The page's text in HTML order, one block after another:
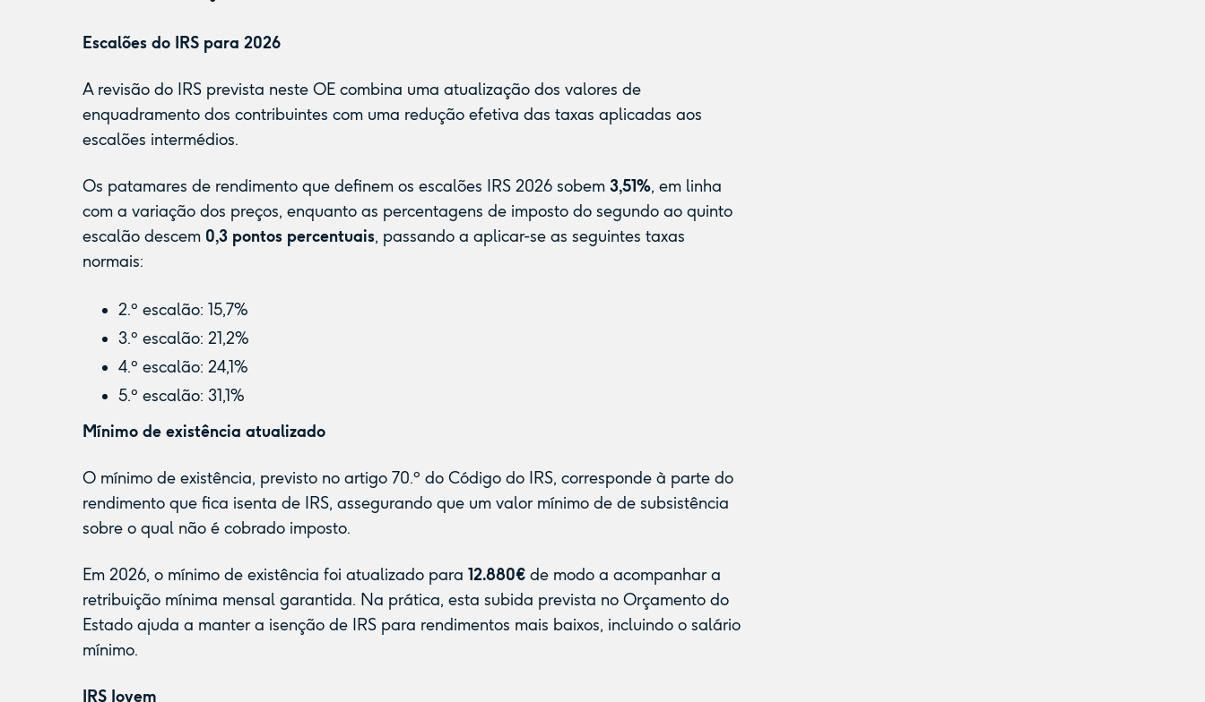
Escalões do IRS para 2026
A revisão do IRS prevista neste OE combina uma atualização dos valores de
enquadramento dos contribuintes com uma redução efetiva das taxas aplicadas aos
escalões intermédios.
Os patamares de rendimento que definem os escalões IRS 2026 sobem 3,51%, em linha
com a variação dos preços, enquanto as percentagens de imposto do segundo ao quinto
escalão descem 0,3 pontos percentuais, passando a aplicar-se as seguintes taxas
normais:
2.º escalão: 15,7%
3.º escalão: 21,2%
4.º escalão: 24,1%
5.º escalão: 31,1%
Mínimo de existência atualizado
O mínimo de existência, previsto no artigo 70.º do Código do IRS, corresponde à parte do
rendimento que fica isenta de IRS, assegurando que um valor mínimo de de subsistência
sobre o qual não é cobrado imposto.
Em 2026, o mínimo de existência foi atualizado para 12.880€ de modo a acompanhar a
retribuição mínima mensal garantida. Na prática, esta subida prevista no Orçamento do
Estado ajuda a manter a isenção de IRS para rendimentos mais baixos, incluindo o salário
mínimo.
IRS Jovem